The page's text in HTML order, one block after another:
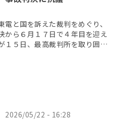
と国を訴えた裁判をめぐり、
から６月１７日で４年目を迎え
１５日、最高裁判所を取り囲む
立を訴えた。 呼びかけた […]
2026/05/22 - 16:28